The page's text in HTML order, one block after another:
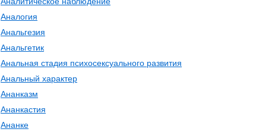
Аналогия
Анальгезия
Анальгетик
Анальная стадия психосексуального развития
Анальный характер
Ананказм
Ананкастия
Ананке